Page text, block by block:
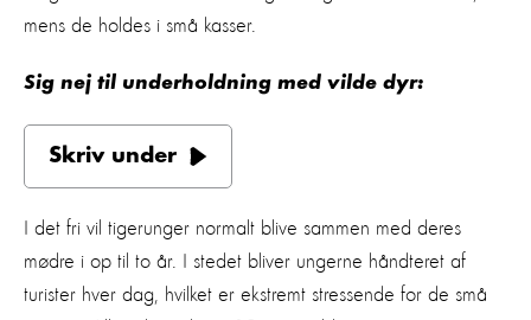
mens de holdes i små kasser.
Sig nej til underholdning med vilde dyr:
Skriv under
I det fri vil tigerunger normalt blive sammen med deres
mødre i op til to år. I stedet bliver ungerne håndteret af
turister hver dag, hvilket er ekstremt stressende for de små